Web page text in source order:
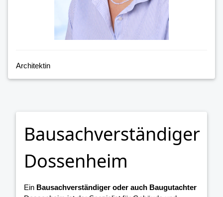
Architektin
Bausachverständiger
Dossenheim
Ein Bausachverständiger oder auch Baugutachter